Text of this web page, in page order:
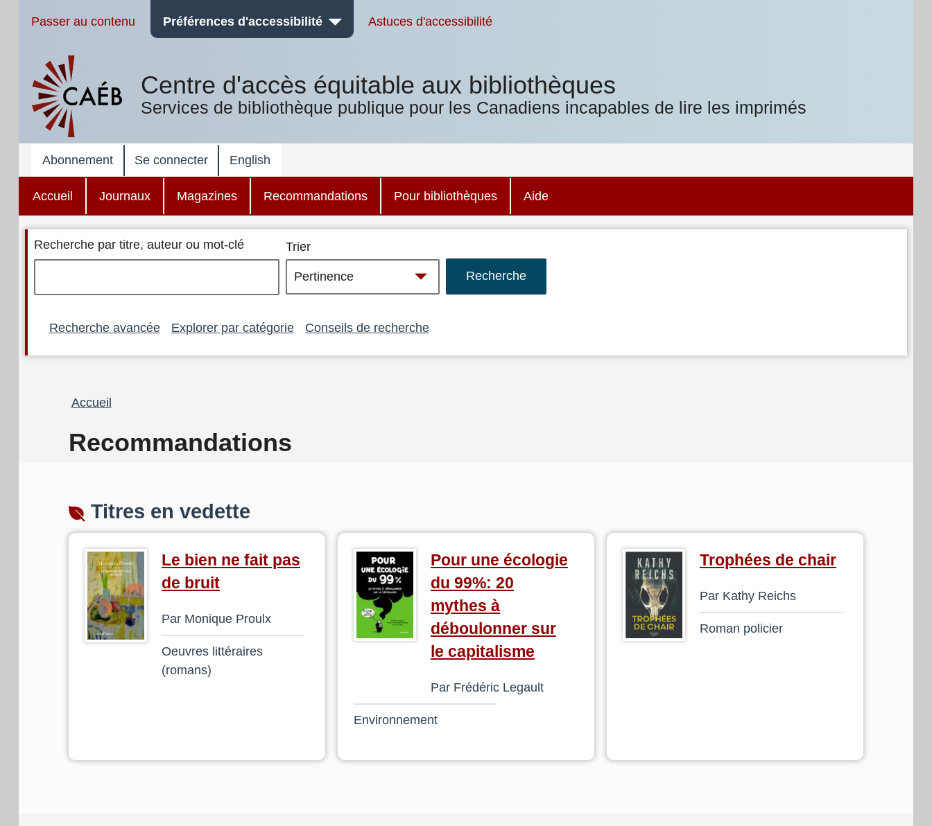
Passer au contenu Préférences d'accessibilité Astuces d'accessibilité
Centre d'accès équitable aux bibliothèques
Services de bibliothèque publique pour les Canadiens incapables de lire les imprimés
Abonnement Se connecter English
Accueil Journaux Magazines Recommandations Pour bibliothèques Aide
Recherche par titre, auteur ou mot-clé Trier
Recherche avancée Explorer par catégorie Conseils de recherche
Fil
Accueil
Recommandations
Titres en vedette
Le bien ne fait pas
de bruit
Par Monique Proulx
Oeuvres littéraires
(romans)
Pour une écologie
du 99%: 20
mythes à
déboulonner sur
le capitalisme
Par Frédéric Legault
Environnement
Trophées de chair
Par Kathy Reichs
Roman policier